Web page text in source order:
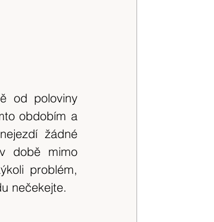
od poloviny
obdobím a
žádné
době mimo
problém,
nečekejte.